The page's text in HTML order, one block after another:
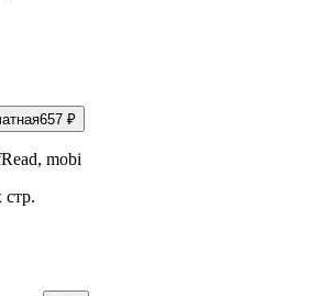
657 ₽
mobi